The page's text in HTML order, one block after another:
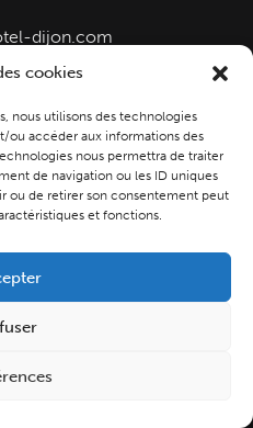
cookies
nous utilisons des technologies
ou accéder aux informations des
nous permettra de traiter
de navigation ou les ID uniques
ou de retirer son consentement peut
et fonctions.
dijon.com
- 2023 -